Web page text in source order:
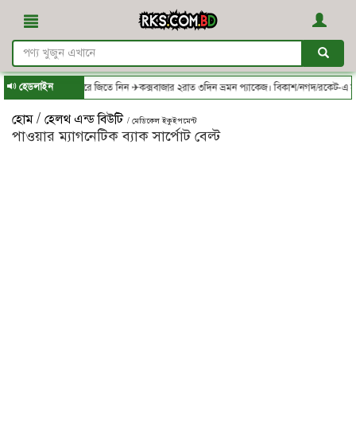
হেডলাইন
অর্ডার করে জিতে নিন ✈কক্সবাজার ২রাত ৩দিন ভ্রমন প্যাকেজ। বিকাশ/নগদ/রকেট-এ সম্পূর্ণ
হোম / হেলথ এন্ড বিউটি / মেডিকেল ইকুইপমেন্ট
পাওয়ার ম্যাগনেটিক ব্যাক সার্পোট বেল্ট